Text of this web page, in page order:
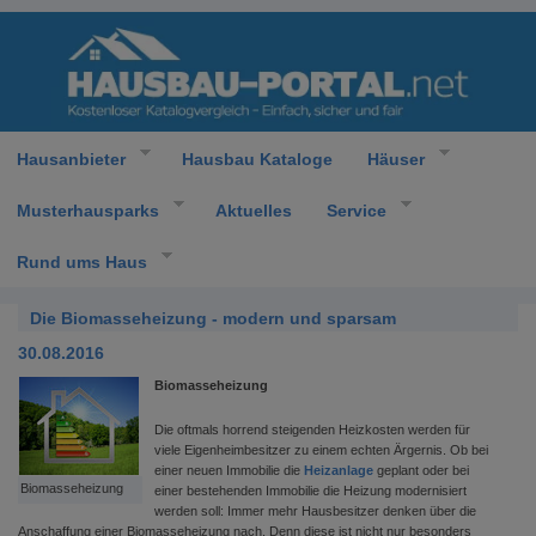
Hausanbieter Hausbau Kataloge Häuser
Musterhausparks Aktuelles Service
Rund ums Haus
Die Biomasseheizung - modern und sparsam
30.08.2016
Biomasseheizung
Biomasseheizung
Die oftmals horrend steigenden Heizkosten werden für
viele Eigenheimbesitzer zu einem echten Ärgernis. Ob bei
einer neuen Immobilie die Heizanlage geplant oder bei
einer bestehenden Immobilie die Heizung modernisiert
werden soll: Immer mehr Hausbesitzer denken über die
Anschaffung einer Biomasseheizung nach. Denn diese ist nicht nur besonders